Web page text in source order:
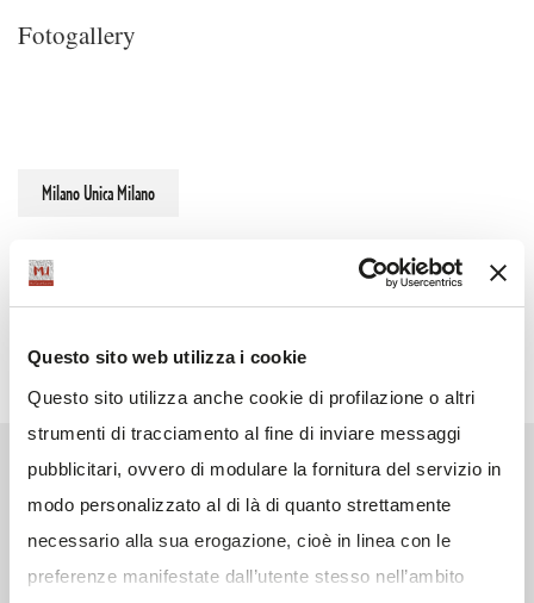
Questo sito web utilizza i cookie
Questo sito utilizza anche cookie di profilazione o altri
strumenti di tracciamento al fine di inviare messaggi
pubblicitari, ovvero di modulare la fornitura del servizio in
modo personalizzato al di là di quanto strettamente
necessario alla sua erogazione, cioè in linea con le
preferenze manifestate dall’utente stesso nell’ambito
Fotogallery
Milano Unica Milano